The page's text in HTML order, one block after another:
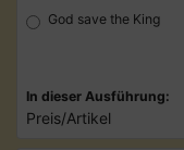
God save the King
In dieser Ausführung:
Preis/Artikel